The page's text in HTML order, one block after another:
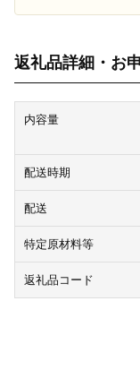
返礼品詳細・お
内容量
配送時期
配送
特定原材料等
返礼品コード